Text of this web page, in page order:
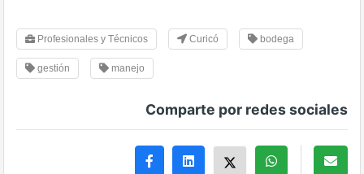
Profesionales y Técnicos Curicó bodega
gestión manejo
Comparte por redes sociales